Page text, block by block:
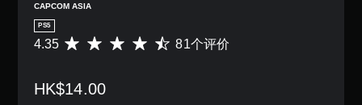
CAPCOM ASIA
PS5
平
价
4.35 81个评价
HK$14.00